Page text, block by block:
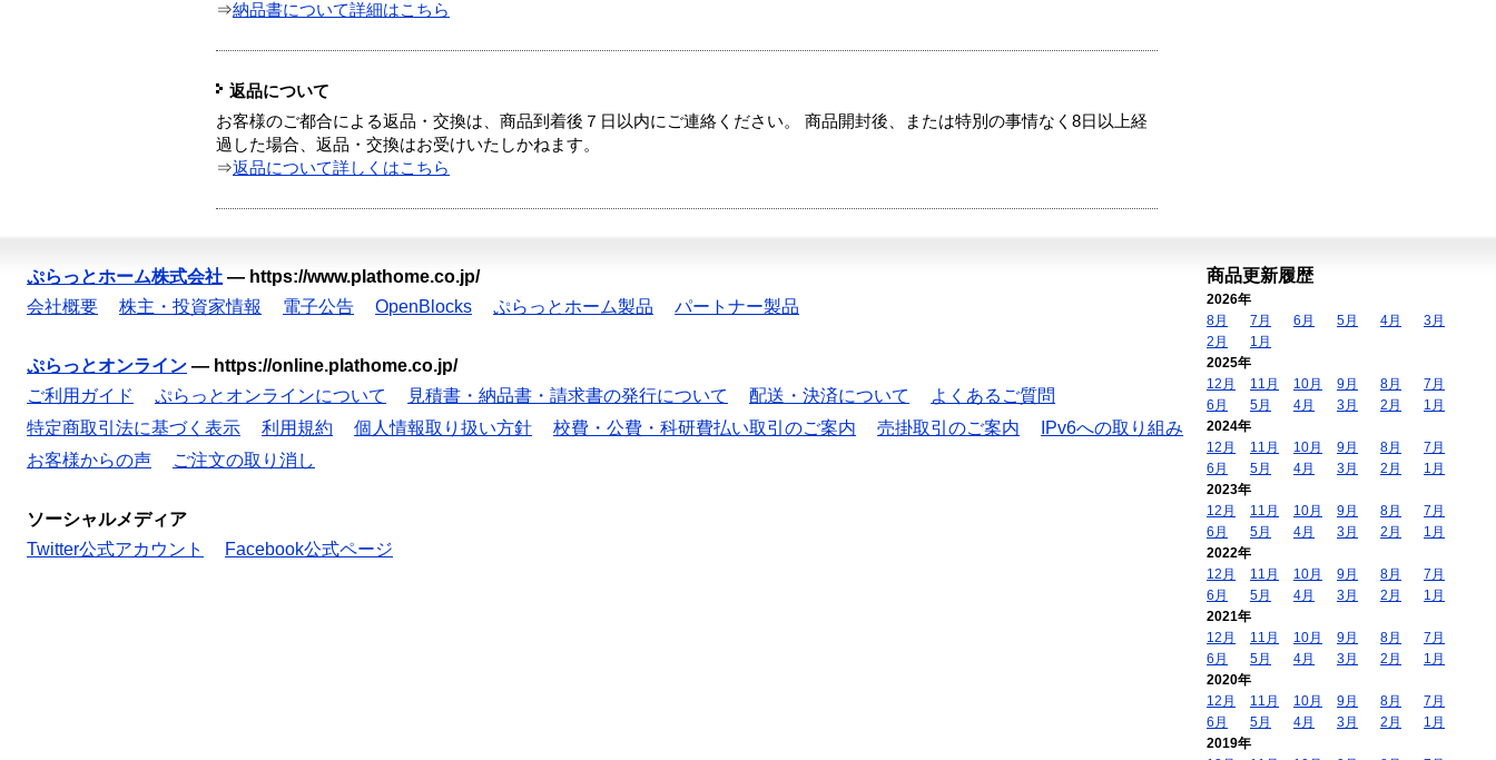
⇒納品書について詳細はこちら
返品について
お客様のご都合による返品・交換は、商品到着後７日以内にご連絡ください。 商品開封後、または特別の事情なく8日以上経
過した場合、返品・交換はお受けいたしかねます。
⇒返品について詳しくはこちら
ぷらっとホーム株式会社 — https://www.plathome.co.jp/
会社概要
株主・投資家情報 電子公告 OpenBlocks ぷらっとホーム製品 パートナー製品
ぷらっとオンライン — https://online.plathome.co.jp/
ご利用ガイド
ぷらっとオンラインについて 見積書・納品書・請求書の発行について 配送・決済について
よくあるご質問
特定商取引法に基づく表示
利用規約 個人情報取り扱い方針 校費・公費・科研費払い取引のご案内 売掛取引のご案内
IPv6への取り組み
お客様からの声
ご注文の取り消し
ソーシャルメディア
Twitter公式アカウント
Facebook公式ページ
商品更新履歴
2026年
8月
7月 6月 5月 4月
3月
2月
1月
2025年
12月
11月 10月 9月 8月
7月
6月
5月 4月 3月 2月
1月
2024年
12月
11月 10月 9月 8月
7月
6月
5月 4月 3月 2月
1月
2023年
12月
11月 10月 9月 8月
7月
6月
5月 4月 3月 2月
1月
2022年
12月
11月 10月 9月 8月
7月
6月
5月 4月 3月 2月
1月
2021年
12月
11月 10月 9月 8月
7月
6月
5月 4月 3月 2月
1月
2020年
12月
11月 10月 9月 8月
7月
6月
5月 4月 3月 2月
1月
2019年